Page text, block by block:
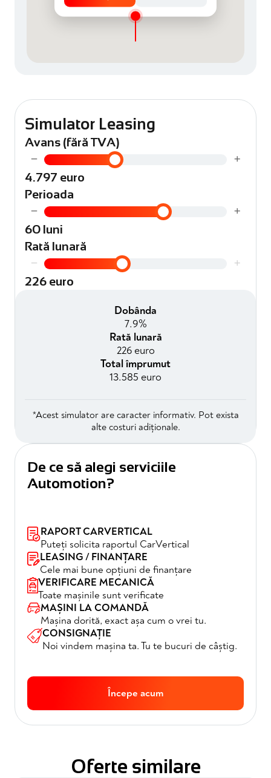
Simulator Leasing
Avans (fără TVA)
− +
4.797 euro
Perioada
− +
60 luni
Rată lunară
− +
226 euro
Dobânda
7.9%
Rată lunară
226 euro
Total împrumut
13.585 euro
*Acest simulator are caracter informativ. Pot exista
alte costuri adiționale.
De ce să alegi serviciile
Automotion?
RAPORT CARVERTICAL
Puteți solicita raportul CarVertical
LEASING / FINANȚARE
Cele mai bune opțiuni de finanțare
VERIFICARE MECANICĂ
Toate mașinile sunt verificate
MAȘINI LA COMANDĂ
Mașina dorită, exact așa cum o vrei tu.
CONSIGNAȚIE
Noi vindem mașina ta. Tu te bucuri de câștig.
Începe acum
Oferte similare